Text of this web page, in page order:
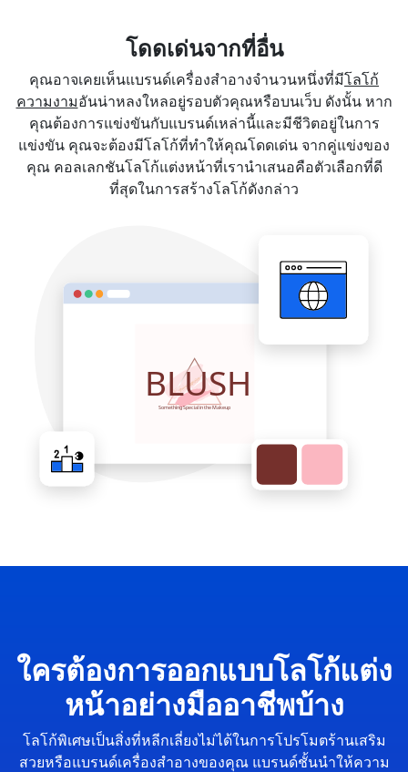
โดดเด่นจากที่อื่น
คุณอาจเคยเห็นแบรนด์เครื่องสำอางจำนวนหนึ่งที่มีโลโก้
ความงามอันน่าหลงใหลอยู่รอบตัวคุณหรือบนเว็บ ดังนั้น หาก
คุณต้องการแข่งขันกับแบรนด์เหล่านี้และมีชีวิตอยู่ในการ
แข่งขัน คุณจะต้องมีโลโก้ที่ทำให้คุณโดดเด่น จากคู่แข่งของ
คุณ คอลเลกชันโลโก้แต่งหน้าที่เรานำเสนอคือตัวเลือกที่ดี
ที่สุดในการสร้างโลโก้ดังกล่าว
ใครต้องการออกแบบโลโก้แต่ง
หน้าอย่างมืออาชีพบ้าง
โลโก้พิเศษเป็นสิ่งที่หลีกเลี่ยงไม่ได้ในการโปรโมตร้านเสริม
สวยหรือแบรนด์เครื่องสำอางของคุณ แบรนด์ชั้นนำให้ความ